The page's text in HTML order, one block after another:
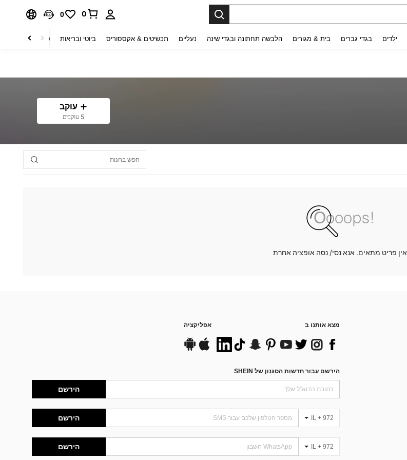
0
0
ילדים בגדי גברים בית & מגורים הלבשה תחתונה ובגדי שינה נעליים תכשיטים & אקססוריס ביוטי ובריאות טקסטיל לבית
עוקב
5 עוקבים
אין פריט מתאים. אנא נסי/ נסה אופציה אחרת
מצא אותנו ב אפליקציה
הירשם עבור חדשות הסגנון של SHEIN
הירשם
IL + 972 הירשם
IL + 972 הירשם